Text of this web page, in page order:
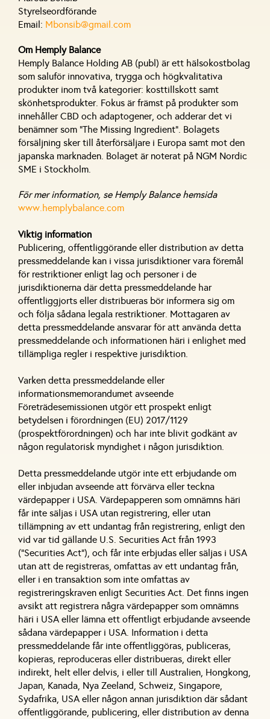
Styrelseordförande
Email: Mbonsib@gmail.com
Om Hemply Balance
Hemply Balance Holding AB (publ) är ett hälsokostbolag
som saluför innovativa, trygga och högkvalitativa
produkter inom två kategorier: kosttillskott samt
skönhetsprodukter. Fokus är främst på produkter som
innehåller CBD och adaptogener, och adderar det vi
benämner som ”The Missing Ingredient”. Bolagets
försäljning sker till återförsäljare i Europa samt mot den
japanska marknaden. Bolaget är noterat på NGM Nordic
SME i Stockholm.
För mer information, se Hemply Balance hemsida
www.hemplybalance.com
Viktig information
Publicering, offentliggörande eller distribution av detta
pressmeddelande kan i vissa jurisdiktioner vara föremål
för restriktioner enligt lag och personer i de
jurisdiktionerna där detta pressmeddelande har
offentliggjorts eller distribueras bör informera sig om
och följa sådana legala restriktioner. Mottagaren av
detta pressmeddelande ansvarar för att använda detta
pressmeddelande och informationen häri i enlighet med
tillämpliga regler i respektive jurisdiktion.
Varken detta pressmeddelande eller
informationsmemorandumet avseende
Företrädesemissionen utgör ett prospekt enligt
betydelsen i förordningen (EU) 2017/1129
(prospektförordningen) och har inte blivit godkänt av
någon regulatorisk myndighet i någon jurisdiktion.
Detta pressmeddelande utgör inte ett erbjudande om
eller inbjudan avseende att förvärva eller teckna
värdepapper i USA. Värdepapperen som omnämns häri
får inte säljas i USA utan registrering, eller utan
tillämpning av ett undantag från registrering, enligt den
vid var tid gällande U.S. Securities Act från 1993
(”Securities Act”), och får inte erbjudas eller säljas i USA
utan att de registreras, omfattas av ett undantag från,
eller i en transaktion som inte omfattas av
registreringskraven enligt Securities Act. Det finns ingen
avsikt att registrera några värdepapper som omnämns
häri i USA eller lämna ett offentligt erbjudande avseende
sådana värdepapper i USA. Information i detta
pressmeddelande får inte offentliggöras, publiceras,
kopieras, reproduceras eller distribueras, direkt eller
indirekt, helt eller delvis, i eller till Australien, Hongkong,
Japan, Kanada, Nya Zeeland, Schweiz, Singapore,
Sydafrika, USA eller någon annan jurisdiktion där sådant
offentliggörande, publicering, eller distribution av denna